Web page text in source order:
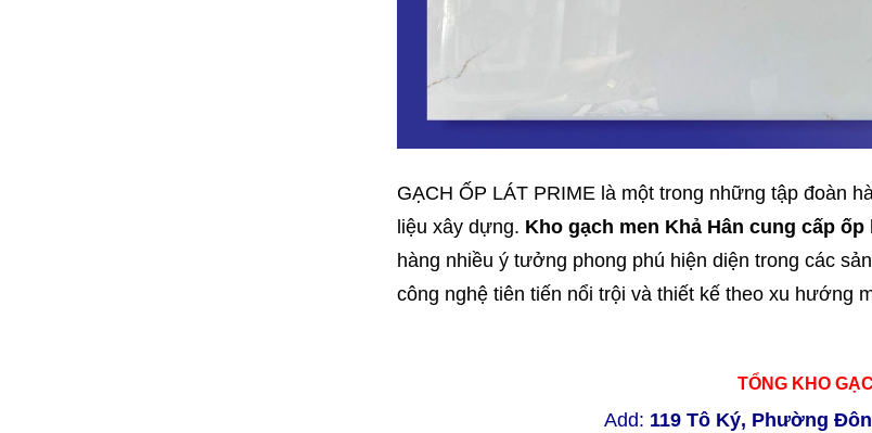
GẠCH ỐP LÁT PRIME là một trong những tập đoàn
liệu xây dựng. Kho gạch men Khả Hân cung cấp ốp
hàng nhiều ý tưởng phong phú hiện diện trong các
công nghệ tiên tiến nổi trội và thiết kế theo xu hướng
TỔNG KHO
Add: 119 Tô Ký, Phường